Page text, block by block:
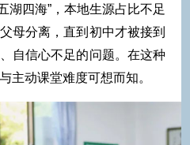
湖四海”，本地生源占比不足
母分离，直到初中才被接到
自信心不足的问题。在这种
主动课堂难度可想而知。